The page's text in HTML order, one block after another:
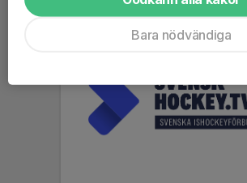
Bara nödvändiga